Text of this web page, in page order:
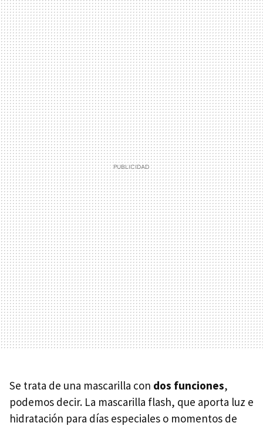
Se trata de una mascarilla con dos funciones,
podemos decir. La mascarilla flash, que aporta luz e
hidratación para días especiales o momentos de